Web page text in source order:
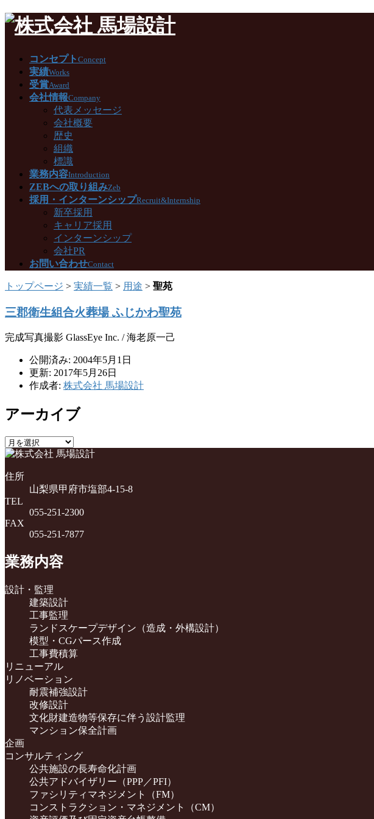
コンセプト Concept
実績Works
受賞Award
会社情報Company
代表メッセージ
会社概要
歴史
組織
標識
業務内容Introduction
ZEBへの取り組みZeb
採用・インターンシップRecruit&Internship
新卒採用
キャリア採用
インターンシップ
会社PR
お問い合わせContact
トップページ > 実績一覧 > 用途 > 聖苑
三郡衛生組合火葬場 ふじかわ聖苑
完成写真撮影 GlassEye Inc. / 海老原一己
公開済み: 2004年5月1日
更新: 2017年5月26日
作成者: 株式会社 馬場設計
アーカイブ
ア
ー
イ
住所
山梨県甲府市塩部4-15-8
TEL
055-251-2300
FAX
055-251-7877
業務内容
設計・監理
建築設計
工事監理
ランドスケープデザイン（造成・外構設計）
模型・CGパース作成
工事費積算
リニューアル
リノベーション
耐震補強設計
改修設計
文化財建造物等保存に伴う設計監理
マンション保全計画
企画
コンサルティング
公共施設の長寿命化計画
公共アドバイザリー（PPP／PFI）
ファシリティマネジメント（FM）
コンストラクション・マネジメント（CM）